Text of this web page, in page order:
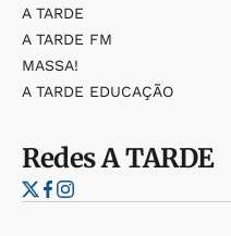
A TARDE
A TARDE FM
MASSA!
A TARDE EDUCAÇÃO
RedesA TARDE